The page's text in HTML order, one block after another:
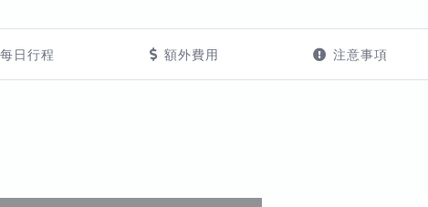
每日行程 額外費用 注意事項